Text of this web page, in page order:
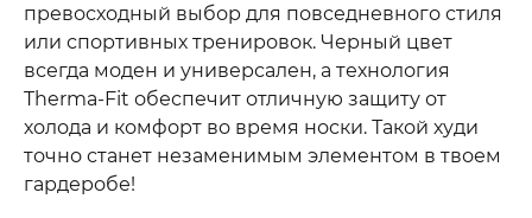
превосходный выбор для повседневного стиля
или спортивных тренировок. Черный цвет
всегда моден и универсален, а технология
Therma-Fit обеспечит отличную защиту от
холода и комфорт во время носки. Такой худи
точно станет незаменимым элементом в твоем
гардеробе!